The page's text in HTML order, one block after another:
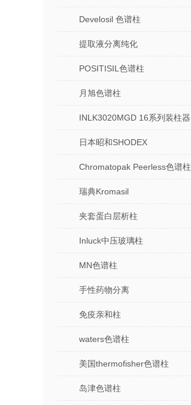
Develosil 色谱柱
提取液分离纯化
POSITISIL色谱柱
月旭色谱柱
INLK3020MGD 16系列装柱器
日本昭和SHODEX
Chromatopak Peerless色谱柱
瑞典Kromasil
夹套蛋白层析柱
Inluck中压玻璃柱
MN色谱柱
手性药物分离
免疫亲和柱
waters色谱柱
美国thermofisher色谱柱
岛津色谱柱